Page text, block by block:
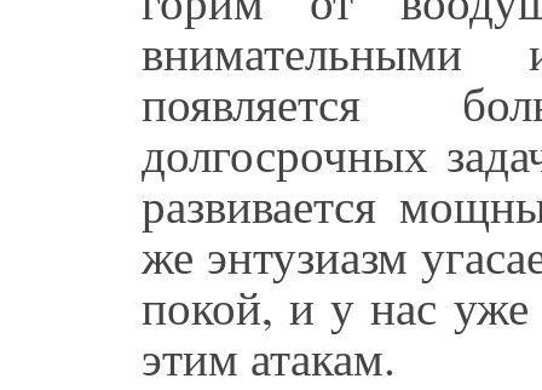
появляется
долгосрочных
развивается
же энтузиазм
покой, и у нас уже
этим атакам.